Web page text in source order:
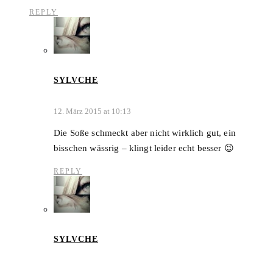
REPLY
SYLVCHE
12. März 2015 at 10:13
Die Soße schmeckt aber nicht wirklich gut, ein
bisschen wässrig – klingt leider echt besser 😉
REPLY
SYLVCHE